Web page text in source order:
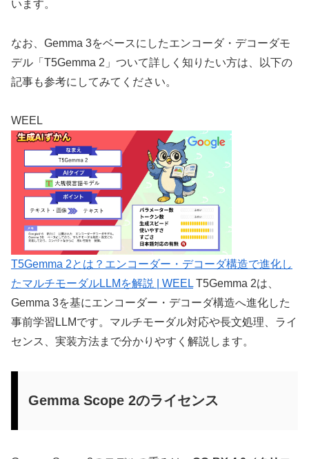
います。
なお、Gemma 3をベースにしたエンコーダ・デコーダモ
デル「T5Gemma 2」ついて詳しく知りたい方は、以下の
記事も参考にしてみてください。
WEEL
T5Gemma 2とは？エンコーダー・デコーダ構造で進化し
たマルチモーダルLLMを解説 | WEEL T5Gemma 2は、
Gemma 3を基にエンコーダー・デコーダ構造へ進化した
事前学習LLMです。マルチモーダル対応や長文処理、ライ
センス、実装方法まで分かりやすく解説します。
Gemma Scope 2のライセンス